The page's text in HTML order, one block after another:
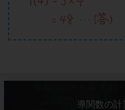
導関数の計